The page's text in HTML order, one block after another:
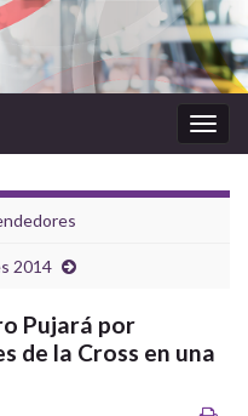
la
2014
Pujará por
de la Cross en una